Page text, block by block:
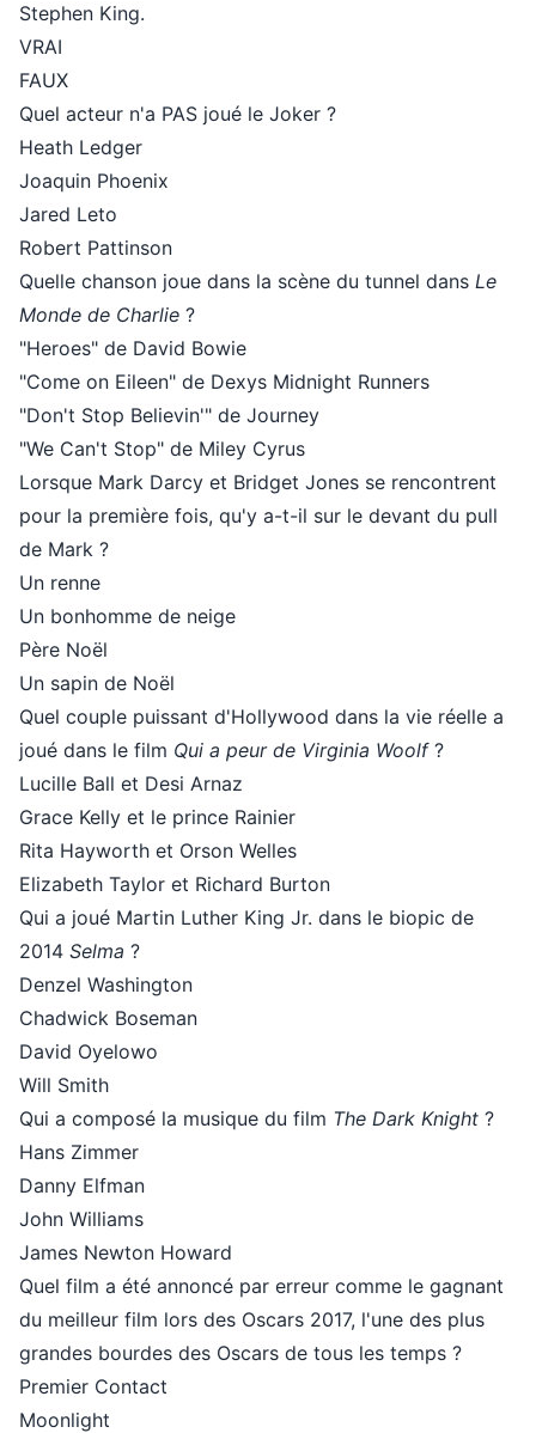
Stephen King.
VRAI
FAUX
Quel acteur n'a PAS joué le Joker ?
Heath Ledger
Joaquin Phoenix
Jared Leto
Robert Pattinson
Quelle chanson joue dans la scène du tunnel dans Le
Monde de Charlie ?
"Heroes" de David Bowie
"Come on Eileen" de Dexys Midnight Runners
"Don't Stop Believin'" de Journey
"We Can't Stop" de Miley Cyrus
Lorsque Mark Darcy et Bridget Jones se rencontrent
pour la première fois, qu'y a-t-il sur le devant du pull
de Mark ?
Un renne
Un bonhomme de neige
Père Noël
Un sapin de Noël
Quel couple puissant d'Hollywood dans la vie réelle a
joué dans le film Qui a peur de Virginia Woolf?
Lucille Ball et Desi Arnaz
Grace Kelly et le prince Rainier
Rita Hayworth et Orson Welles
Elizabeth Taylor et Richard Burton
Qui a joué Martin Luther King Jr. dans le biopic de
2014 Selma ?
Denzel Washington
Chadwick Boseman
David Oyelowo
Will Smith
Qui a composé la musique du film The Dark Knight ?
Hans Zimmer
Danny Elfman
John Williams
James Newton Howard
Quel film a été annoncé par erreur comme le gagnant
du meilleur film lors des Oscars 2017, l'une des plus
grandes bourdes des Oscars de tous les temps ?
Premier Contact
Moonlight